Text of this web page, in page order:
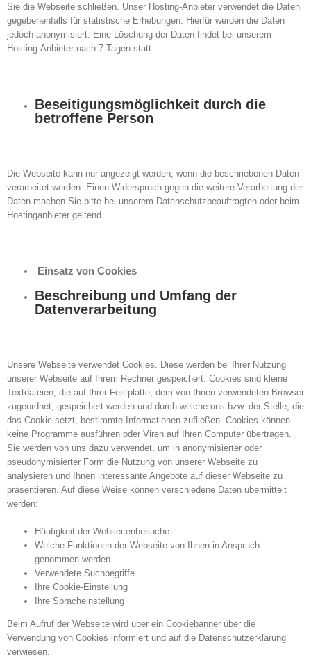
Sie die Webseite schließen. Unser Hosting-Anbieter verwendet die Daten
gegebenenfalls für statistische Erhebungen. Hierfür werden die Daten
jedoch anonymisiert. Eine Löschung der Daten findet bei unserem
Hosting-Anbieter nach 7 Tagen statt.
Beseitigungsmöglichkeit durch die
betroffene Person
Die Webseite kann nur angezeigt werden, wenn die beschriebenen Daten
verarbeitet werden. Einen Widerspruch gegen die weitere Verarbeitung der
Daten machen Sie bitte bei unserem Datenschutzbeauftragten oder beim
Hostinganbieter geltend.
Einsatz von Cookies
Beschreibung und Umfang der
Datenverarbeitung
Unsere Webseite verwendet Cookies. Diese werden bei Ihrer Nutzung
unserer Webseite auf Ihrem Rechner gespeichert. Cookies sind kleine
Textdateien, die auf Ihrer Festplatte, dem von Ihnen verwendeten Browser
zugeordnet, gespeichert werden und durch welche uns bzw. der Stelle, die
das Cookie setzt, bestimmte Informationen zufließen. Cookies können
keine Programme ausführen oder Viren auf Ihren Computer übertragen.
Sie werden von uns dazu verwendet, um in anonymisierter oder
pseudonymisierter Form die Nutzung von unserer Webseite zu
analysieren und Ihnen interessante Angebote auf dieser Webseite zu
präsentieren. Auf diese Weise können verschiedene Daten übermittelt
werden:
Häufigkeit der Webseitenbesuche
Welche Funktionen der Webseite von Ihnen in Anspruch
genommen werden
Verwendete Suchbegriffe
Ihre Cookie-Einstellung
Ihre Spracheinstellung
Beim Aufruf der Webseite wird über ein Cookiebanner über die
Verwendung von Cookies informiert und auf die Datenschutzerklärung
verwiesen.